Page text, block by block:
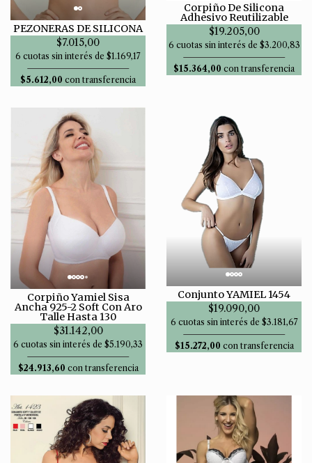
PEZONERAS DE SILICONA
$7.015,00
6 cuotas sin interés de $1.169,17
$5.612,00 con transferencia
Corpiño De Silicona
Adhesivo Reutilizable
$19.205,00
6 cuotas sin interés de $3.200,83
$15.364,00 con transferencia
Corpiño Yamiel Sisa
Ancha 925-2 Soft Con Aro
Talle Hasta 130
$31.142,00
6 cuotas sin interés de $5.190,33
$24.913,60 con transferencia
Conjunto YAMIEL 1454
$19.090,00
6 cuotas sin interés de $3.181,67
$15.272,00 con transferencia